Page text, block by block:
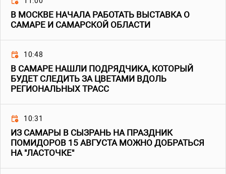
В МОСКВЕ НАЧАЛА РАБОТАТЬ ВЫСТАВКА О
САМАРЕ И САМАРСКОЙ ОБЛАСТИ
10:48
В САМАРЕ НАШЛИ ПОДРЯДЧИКА, КОТОРЫЙ
БУДЕТ СЛЕДИТЬ ЗА ЦВЕТАМИ ВДОЛЬ
РЕГИОНАЛЬНЫХ ТРАСС
10:31
ИЗ САМАРЫ В СЫЗРАНЬ НА ПРАЗДНИК
ПОМИДОРОВ 15 АВГУСТА МОЖНО ДОБРАТЬСЯ
НА "ЛАСТОЧКЕ"